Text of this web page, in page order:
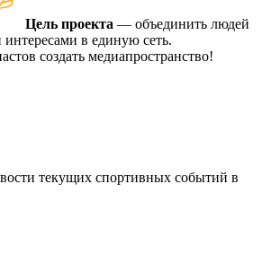
Цель проекта — объединить людей
в единую сеть.
создать медиапространство!
текущих спортивных событий в